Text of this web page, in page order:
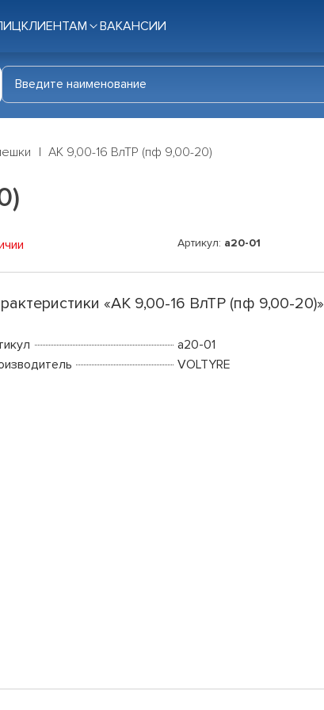
КЛИЕНТАМ ВАКАНСИИ
АК 9,00-16 ВлТР (пф 9,00-20)
Артикул: a20-01
«АК 9,00-16 ВлТР (пф 9,00-20)»
a20-01
VOLTYRE